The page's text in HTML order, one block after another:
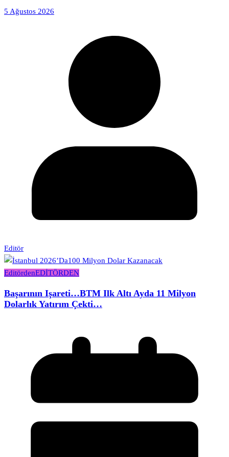
5 Ağustos 2026
Editör
EditördenEDİTÖRDEN
Başarının Işareti…BTM Ilk Altı Ayda 11 Milyon
Dolarlık Yatırım Çekti…